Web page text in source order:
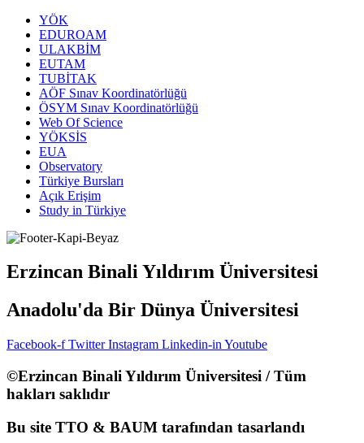
YÖK
EDUROAM
ULAKBİM
EUTAM
TUBİTAK
AÖF Sınav Koordinatörlüğü
ÖSYM Sınav Koordinatörlüğü
Web Of Science
YÖKSİS
EUA
Observatory
Türkiye Bursları
Açık Erişim
Study in Türkiye
Erzincan Binali Yıldırım Üniversitesi
Anadolu'da Bir Dünya Üniversitesi
Facebook-f Twitter Instagram Linkedin-in Youtube
©Erzincan Binali Yıldırım Üniversitesi / Tüm
hakları saklıdır
Bu site TTO & BAUM tarafından tasarlandı